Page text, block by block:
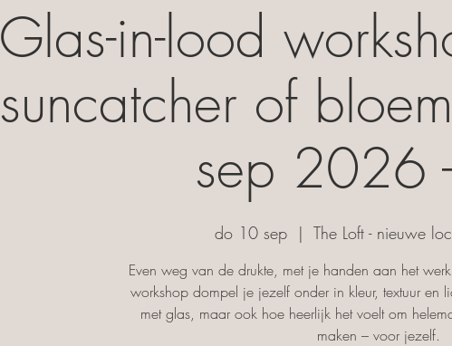
Glas-in-lood
suncatcher of
sep 2026
do 10 sep
  |
The Loft - nieuwe
Even weg van de drukte, met je handen aan het
workshop dompel je jezelf onder in kleur, textuur en
met glas, maar ook hoe heerlijk het voelt om
maken – voor jezelf.